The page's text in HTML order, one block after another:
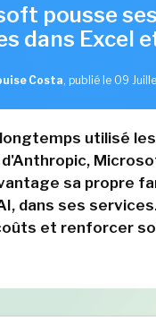
pousse
dans Excel
Costa, publié le 09
utilisé
sa propre
dans ses
et renforcer